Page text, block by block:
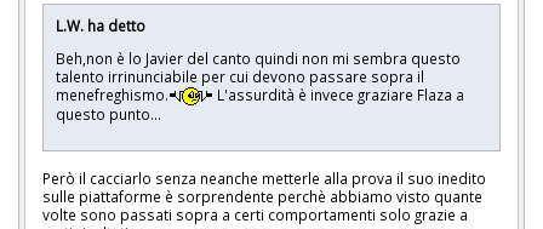
L.W. ha detto
Beh,non è lo Javier del canto quindi non mi sembra questo
talento irrinunciabile per cui devono passare sopra il
menefreghismo.
L'assurdità è invece graziare Flaza a
questo punto...
Però il cacciarlo senza neanche metterle alla prova il suo inedito
sulle piattaforme è sorprendente perchè abbiamo visto quante
volte sono passati sopra a certi comportamenti solo grazie a